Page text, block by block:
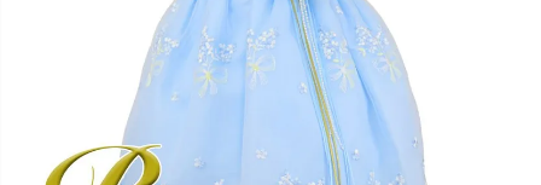
コスチューム アウター
Graduation & Entrance
卒業式・入学式
Shichi-Go-San
七五三
あんしんパック
汚れ・キズ・破損の補償
Buy & Supportご購入・サポート
茨城県土浦市大町14-16-1F
10:00–18:00（完全予約制）
店舗を予約する →